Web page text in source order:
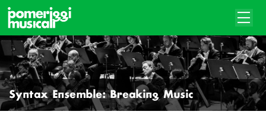
Syntax Ensemble: Breaking Music